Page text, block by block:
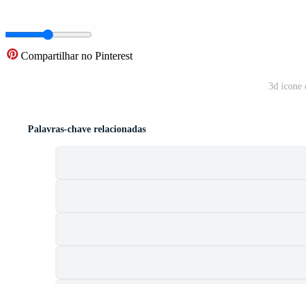
Compartilhar no Pinterest
3d ícone
Palavras-chave relacionadas